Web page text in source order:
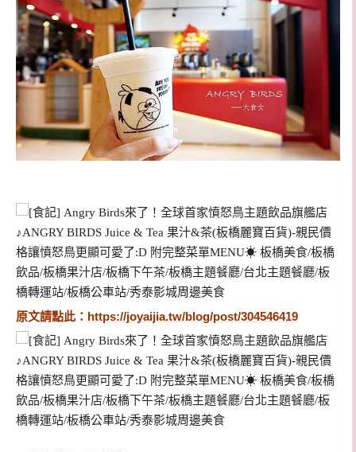
原文請點此： https://joyaijia.tw/blog/post/304546419